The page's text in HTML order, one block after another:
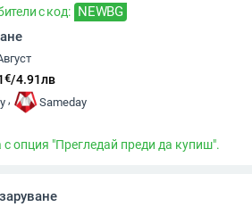
с код: NEWBG
€/4.91лв
,
Sameday
с опция "Прегледай преди да купиш".